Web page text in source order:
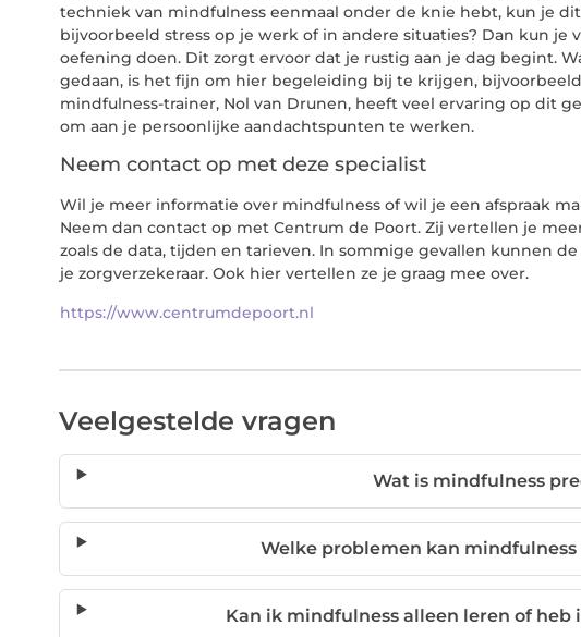
techniek van mindfulness eenmaal onder de knie hebt, kun je
bijvoorbeeld stress op je werk of in andere situaties? Dan kun je
oefening doen. Dit zorgt ervoor dat je rustig aan je dag begint.
gedaan, is het fijn om hier begeleiding bij te krijgen,
mindfulness-trainer, Nol van Drunen, heeft veel ervaring op dit
om aan je persoonlijke aandachtspunten te werken.
Neem contact op met deze specialist
Wil je meer informatie over mindfulness of wil je een afspraak
Neem dan contact op met Centrum de Poort. Zij vertellen je
zoals de data, tijden en tarieven. In sommige gevallen kunnen
je zorgverzekeraar. Ook hier vertellen ze je graag mee over.
https://www.centrumdepoort.nl
Veelgestelde vragen
Wat is mindfulness
Welke problemen kan mindfulness
Kan ik mindfulness alleen leren of